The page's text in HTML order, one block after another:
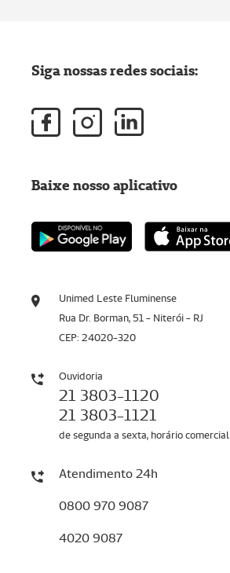
Unimed Leste Fluminense
Rua Dr. Borman, 51 - Niterói - RJ
CEP: 24020-320
Ouvidoria
21 3803-1120
21 3803-1121
de segunda a sexta, horário comercial
Atendimento 24h
0800 970 9087
4020 9087
Siga nossas redes sociais:
Baixe nosso aplicativo